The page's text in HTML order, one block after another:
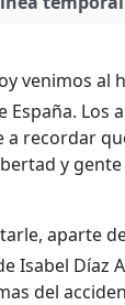
venimos al
Los
a recordar
y
aparte
Isabel Díaz
del